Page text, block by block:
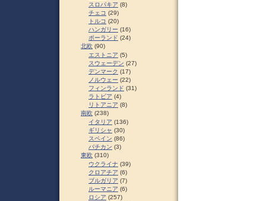
スロパキア (8)
チェコ (29)
トルコ (20)
ハンガリー (16)
ポーランド (24)
北欧 (90)
エストニア (5)
スウェーデン (27)
デンマーク (17)
ノルウェー (22)
フィンランド (31)
ラトビア (4)
リトアニア (8)
南欧 (238)
イタリア (136)
ギリシャ (30)
スペイン (86)
バチカン (3)
東欧 (310)
ウクライナ (39)
クロアチア (6)
ブルガリア (7)
ルーマニア (6)
ロシア (257)